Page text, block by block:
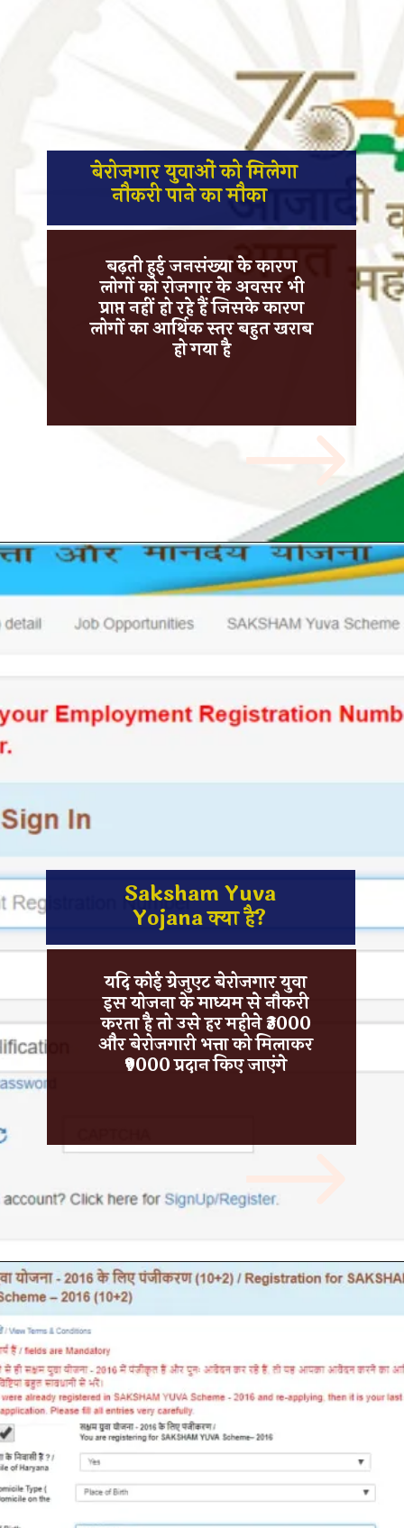
बेरोजगार युवाओं को मिलेगा
नौकरी पाने का मौका
बढ़ती हुई जनसंख्या के कारण
लोगों को रोजगार के अवसर भी
प्राप्त नहीं हो रहे हैं जिसके कारण
लोगों का आर्थिक स्तर बहुत खराब
हो गया है
Saksham Yuva
Yojana क्या है?
यदि कोई ग्रेजुएट बेरोजगार युवा
इस योजना के माध्यम से नौकरी
करता है तो उसेहर महीने ₹3000
और बेरोजगारी भत्ता को मिलाकर
₹9000प्रदान किए जाएंगे